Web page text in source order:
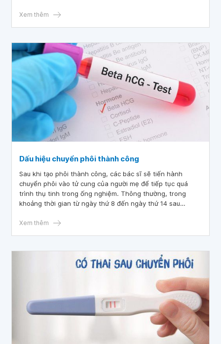
Xem thêm
Dấu hiệu chuyển phôi thành công
Sau khi tạo phôi thành công, các bác sĩ sẽ tiến hành
chuyển phôi vào tử cung của người mẹ để tiếp tục quá
trình thụ tinh trong ống nghiệm. Thông thường, trong
khoảng thời gian từ ngày thứ 8 đến ngày thứ 14 sau
chuyển phôi thành công hoặc thất bại.
Xem thêm